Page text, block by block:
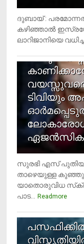
ദുബായ് :
കഴിഞ്ഞാല്‍
ലാറിജാനിയെ
4
രണ്ടു
ടിവിയും
സുരഭി എസ് പുതിയ
താഴെയുള്ള
യാതൊരുവിധ
പാട...
Readmore
പസഫിക്കില്‍